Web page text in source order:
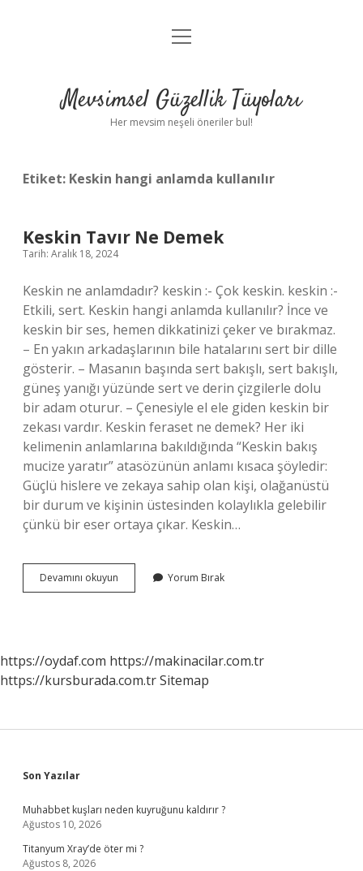
Anasayfa
Yasal Uyarı
menüyü
Mevsimsel Güzellik Tüyoları
Her mevsim neşeli öneriler bul!
Etiket: Keskin hangi anlamda kullanılır
Keskin Tavır Ne Demek
Tarih: Aralık 18, 2024
Keskin ne anlamdadır? keskin :- Çok keskin. keskin :-
Etkili, sert. Keskin hangi anlamda kullanılır? İnce ve
keskin bir ses, hemen dikkatinizi çeker ve bırakmaz.
– En yakın arkadaşlarının bile hatalarını sert bir dille
gösterir. – Masanın başında sert bakışlı, sert bakışlı,
güneş yanığı yüzünde sert ve derin çizgilerle dolu
bir adam oturur. – Çenesiyle el ele giden keskin bir
zekası vardır. Keskin feraset ne demek? Her iki
kelimenin anlamlarına bakıldığında “Keskin bakış
mucize yaratır” atasözünün anlamı kısaca şöyledir:
Güçlü hislere ve zekaya sahip olan kişi, olağanüstü
bir durum ve kişinin üstesinden kolaylıkla gelebilir
çünkü bir eser ortaya çıkar. Keskin…
Devamını okuyun
Tavır
Yorum Bırak
https://oydaf.com https://makinacilar.com.tr
https://kursburada.com.trSitemap
Sidebar
Son Yazılar
Muhabbet kuşları neden kuyruğunu kaldırır ?
Ağustos 10, 2026
Titanyum Xray’de öter mi ?
Ağustos 8, 2026